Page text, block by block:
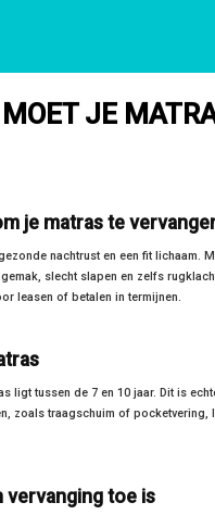
JE
je matras te
nachtrust en een fit lichaam.
slecht slapen en zelfs
leasen of betalen in termijnen.
ligt tussen de 7 en 10 jaar. Dit is
zoals traagschuim of
vervanging toe is